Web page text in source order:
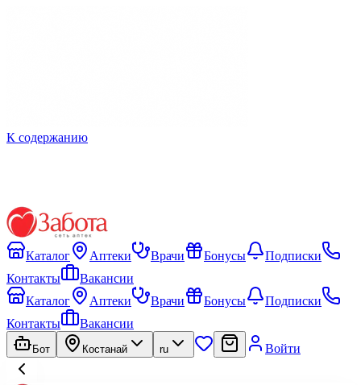
К содержанию
Каталог Аптеки Врачи Бонусы
Подписки
Контакты
Вакансии
Каталог
Аптеки Врачи Бонусы
Подписки
Контакты
Вакансии
Бот Костанай ru Войти